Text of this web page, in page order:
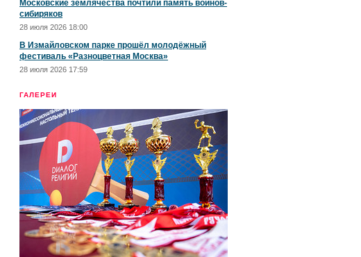
Московские землячества почтили память воинов-
сибиряков
28 июля 2026 18:00
В Измайловском парке прошёл молодёжный
фестиваль «Разноцветная Москва»
28 июля 2026 17:59
ГАЛЕРЕИ